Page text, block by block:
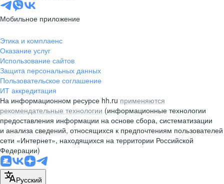
Мобильное приложение
Этика и комплаенс
Оказание услуг
Использование сайтов
Защита персональных данных
Пользовательское соглашение
ИТ аккредитация
На информационном ресурсе hh.ru применяются
рекомендательные технологии (информационные технологии
предоставления информации на основе сбора, систематизации
и анализа сведений, относящихся к предпочтениям пользователей
сети «Интернет», находящихся на территории Российской
Федерации)
Русский